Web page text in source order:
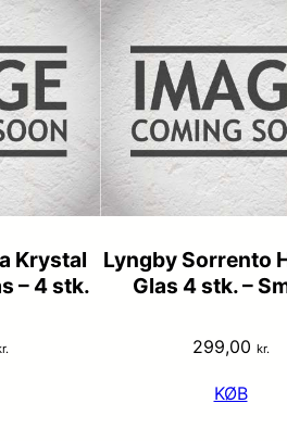
Krystal
– 4 stk.
Lyngby Sorrento
Glas 4 stk. –
299,00 kr.
KØB